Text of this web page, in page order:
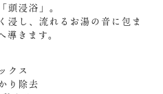
頭浸浴」。
浸し、流れるお湯の音に包ま
きます。
クス
り除去